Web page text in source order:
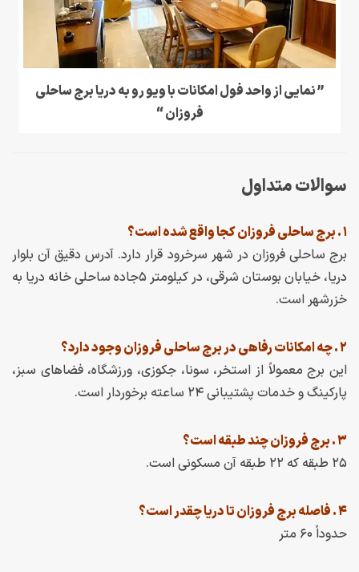
” نمایی از واحد فول امکانات با ویو رو به دریا برج ساحلی
فروزان “
سوالات متداول
۱ . برج ساحلی فروزان کجا واقع شده است؟
برج ساحلی فروزان در شهر سرخرود قرار دارد. آدرس دقیق آن بلوار
دریا، خیابان بوستان شرقی، در کیلومتر ۵جاده ساحلی خانه دریا به
خزرشهر است.
۲ . چه امکانات رفاهی در برج ساحلی فروزان وجود دارد؟
این برج معمولاً از استخر، سونا، جکوزی، ورزشگاه، فضاهای سبز،
پارکینگ و خدمات پشتیبانی ۲۴ ساعته برخوردار است.
۳ . برج فروزان چند طبقه است؟
۲۵ طبقه که ۲۲ طبقه آن مسکونی است.
۴ . فاصله برج فروزان تا دریا چقدر است؟
حدوداً ۶۰ متر